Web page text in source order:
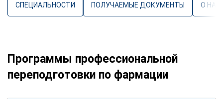
СПЕЦИАЛЬНОСТИ ПОЛУЧАЕМЫЕ ДОКУМЕНТЫ О
Программы профессиональной
переподготовки по фармации